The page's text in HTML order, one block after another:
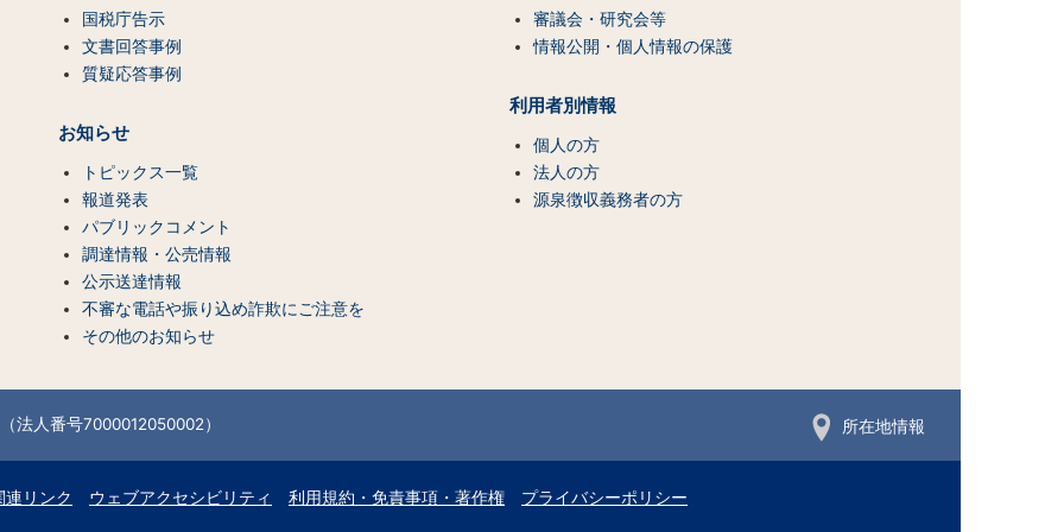
国税庁告示
文書回答事例
質疑応答事例
お知らせ
トピックス一覧
報道発表
パブリックコメント
調達情報・公売情報
公示送達情報
不審な電話や振り込め詐欺にご注意を
その他のお知らせ
審議会・研究会等
情報公開・個人情報の保護
利用者別情報
個人の方
法人の方
源泉徴収義務者の方
人番号7000012050002） 所在地情報
連リンク ウェブアクセシビリティ 利用規約・免責事項・著作権 プライバシーポリシー